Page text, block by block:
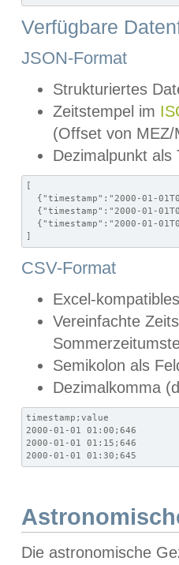
Verfügbare
JSON-Format
Strukturiertes
Zeitstempel im
(Offset von MEZ/
Dezimalpunkt als
[
{"timestamp":"2000-01-
{"timestamp":"2000-01-
{"timestamp":"2000-01-
]
CSV-Format
Excel-
Vereinfachte
Semikolon als
Dezimalkomma
timestamp;value
2000-01-01 01:00;646
2000-01-01 01:15;646
2000-01-01 01:30;645
Die astronomische